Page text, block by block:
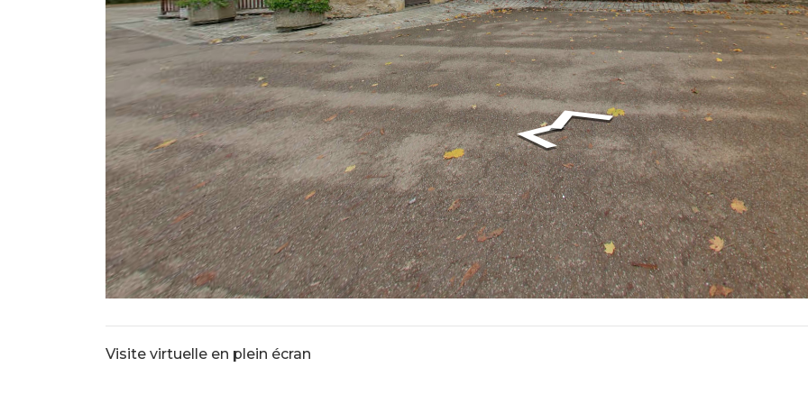
Visite virtuelle en plein écran